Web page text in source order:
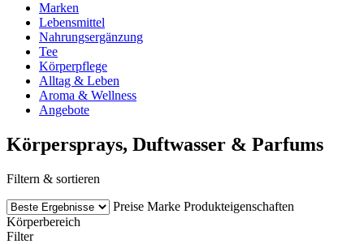
Marken
Lebensmittel
Nahrungsergänzung
Tee
Körperpflege
Alltag & Leben
Aroma & Wellness
Angebote
Körpersprays, Duftwasser & Parfums
Filtern & sortieren
Preise Marke Produkteigenschaften
Körperbereich
Filter